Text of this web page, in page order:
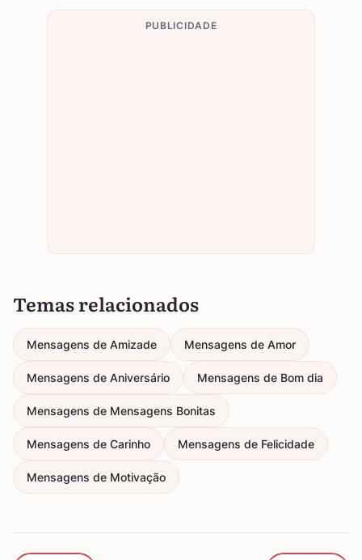
PUBLICIDADE
Temas relacionados
Mensagens de Amizade Mensagens de Amor
Mensagens de Aniversário Mensagens de Bom dia
Mensagens de Mensagens Bonitas
Mensagens de Carinho Mensagens de Felicidade
Mensagens de Motivação